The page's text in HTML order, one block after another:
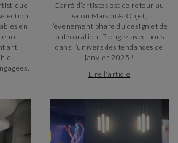
en
art
Carré d’artistes est de retour au
salon Maison & Objet,
l’événement phare du design et de
la décoration. Plongez avec nous
dans l’univers des tendances de
janvier 2025 !
Lire l'article